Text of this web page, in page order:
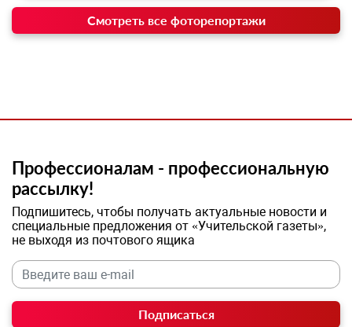
Смотреть все фоторепортажи
Профессионалам - профессиональную
рассылку!
Подпишитесь, чтобы получать актуальные новости и
специальные предложения от «Учительской газеты»,
не выходя из почтового ящика
Подписаться